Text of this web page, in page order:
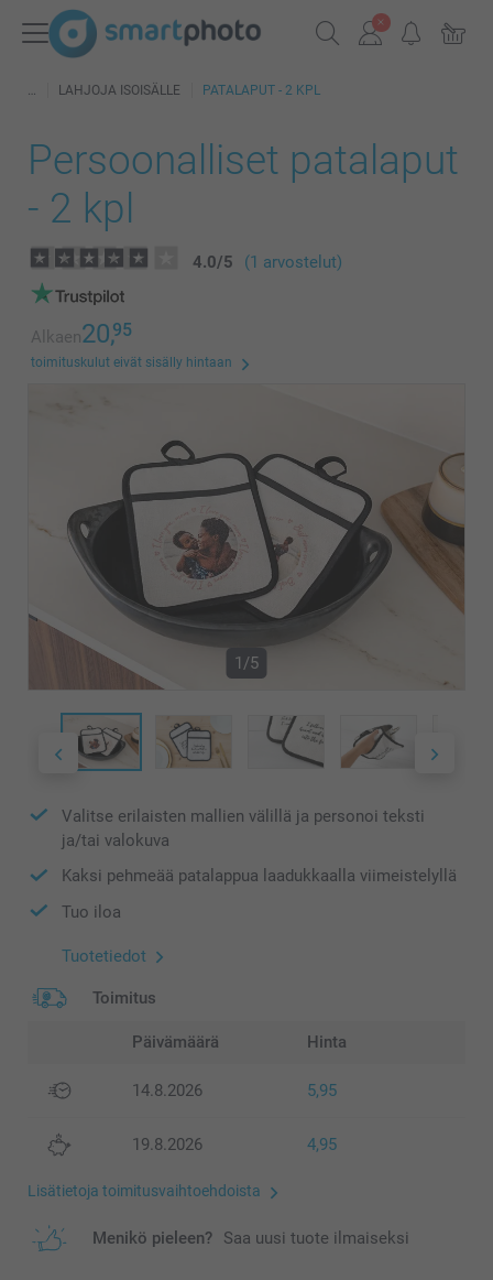
LAHJOJA ISOISÄLLE PATALAPUT - 2 KPL
Persoonalliset patalaput
- 2 kpl
4.0/5 (1 arvostelut)
Alkaen20,95
toimituskulut eivät sisälly hintaan
1/5
Valitse erilaisten mallien välillä ja personoi teksti
ja/tai valokuva
Kaksi pehmeää patalappua laadukkaalla viimeistelyllä
Tuo iloa
Tuotetiedot
Toimitus
Päivämäärä Hinta
14.8.2026 5,95
19.8.2026 4,95
Lisätietoja toimitusvaihtoehdoista
Menikö pieleen? Saa uusi tuote ilmaiseksi